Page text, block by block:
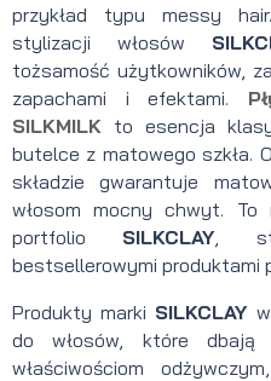
przykład typu messy
stylizacji włosów
tożsamość użytkowników,
zapachami i efektami.
SILKMILK to esencja
butelce z matowego szkła.
składzie gwarantuje
włosom mocny chwyt. To
portfolio SILKCLAY ,
bestsellerowymi produktami
Produkty marki SILKCLAY
do włosów, które
właściwościom